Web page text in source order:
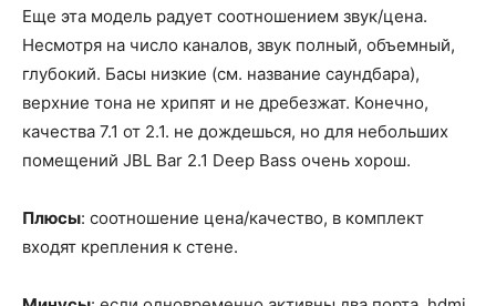
Еще эта модель радует соотношением звук/цена.
Несмотря на число каналов, звук полный, объемный,
глубокий. Басы низкие (см. название саундбара),
верхние тона не хрипят и не дребезжат. Конечно,
качества 7.1 от 2.1. не дождешься, но для небольших
помещений JBL Bar 2.1 Deep Bass очень хорош.
Плюсы: соотношение цена/качество, в комплект
входят крепления к стене.